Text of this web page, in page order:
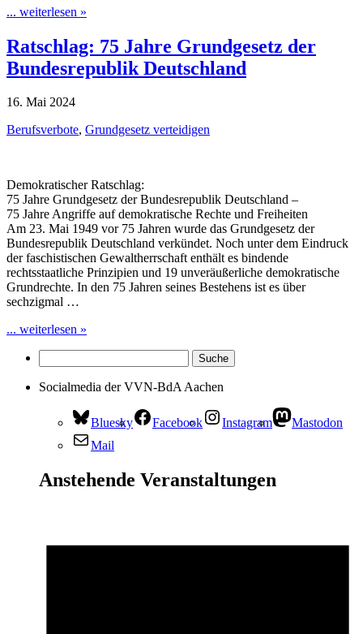
... weiterlesen »
Ratschlag: 75 Jahre Grundgesetz der
Bundesrepublik Deutschland
16. Mai 2024
Berufsverbote, Grundgesetz verteidigen
Demokratischer Ratschlag:
75 Jahre Grundgesetz der Bundesrepublik Deutschland –
75 Jahre Angriffe auf demokratische Rechte und Freiheiten
Am 23. Mai 1949 vor 75 Jahren wurde das Grundgesetz der
Bundesrepublik Deutschland verkündet. Noch unter dem Eindruck
der faschistischen Gewaltherrschaft enthält es bindende
rechtsstaatliche Prinzipien und 19 unveräußerliche demokratische
Grundrechte. In den 75 Jahren seines Bestehens ist es über
sechzigmal …
... weiterlesen »
Socialmedia der VVN-BdA Aachen
Bluesky Facebook Instagram
Mastodon
Mail
Anstehende Veranstaltungen